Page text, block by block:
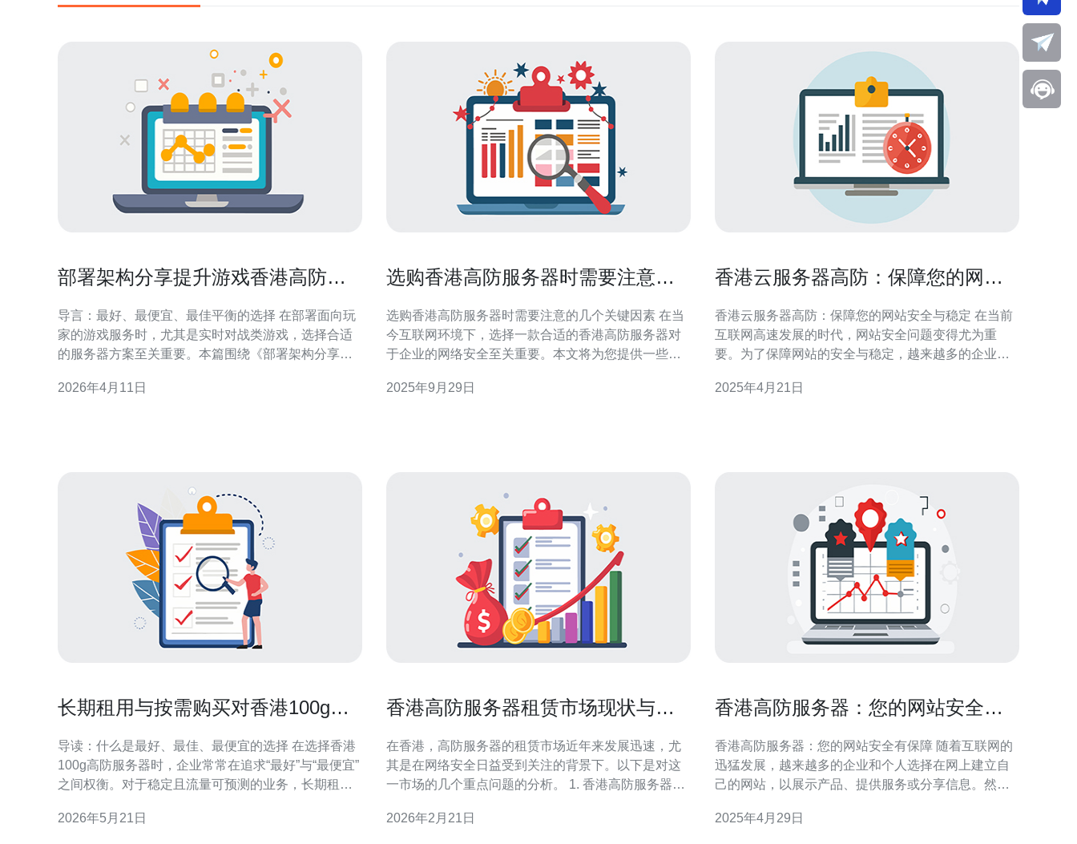
部署架构分享提升游戏香港高防服
导言：最好、最便宜、最佳平衡的选择 在部署面向玩
家的游戏服务时，尤其是实时对战类游戏，选择合适
的服务器方案至关重要。本篇围绕《部署架构分享提
开，比较“最好”（性能最优）、“最便宜”（成本最低）
2026年4月11日
选购香港高防服务器时需要注意的
选购香港高防服务器时需要注意的几个关键因素 在当
今互联网环境下，选择一款合适的香港高防服务器对
于企业的网络安全至关重要。本文将为您提供一些选
明智决策。 1. 了解高防服务器的基本概念 高防服务器
2025年9月29日
香港云服务器高防：保障您的网站
香港云服务器高防：保障您的网站安全与稳定 在当前
互联网高速发展的时代，网站安全问题变得尤为重
要。为了保障网站的安全与稳定，越来越多的企业选
高防的特点和优势，以及如何保障您的网站安全与稳
2025年4月21日
长期租用与按需购买对香港100g高
导读：什么是最好、最佳、最便宜的选择 在选择香港
100g高防服务器时，企业常常在追求“最好”与“最便宜”
之间权衡。对于稳定且流量可预测的业务，长期租用
量波动大、短期活动密集的场景，按需购买（或按小
2026年5月21日
香港高防服务器租赁市场现状与未
在香港，高防服务器的租赁市场近年来发展迅速，尤
其是在网络安全日益受到关注的背景下。以下是对这
一市场的几个重点问题的分析。 1. 香港高防服务器租
正处于快速增长阶段。随着网络攻击频率的增加，越
2026年2月21日
香港高防服务器：您的网站安全有
香港高防服务器：您的网站安全有保障 随着互联网的
迅猛发展，越来越多的企业和个人选择在网上建立自
己的网站，以展示产品、提供服务或分享信息。然
网站免受各种攻击的侵害，选择一台高防服务器是非
2025年4月29日